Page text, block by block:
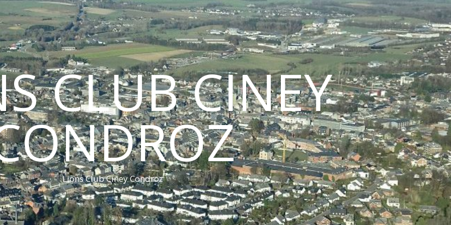
CLUB CINEY
Lions Club Ciney Condroz